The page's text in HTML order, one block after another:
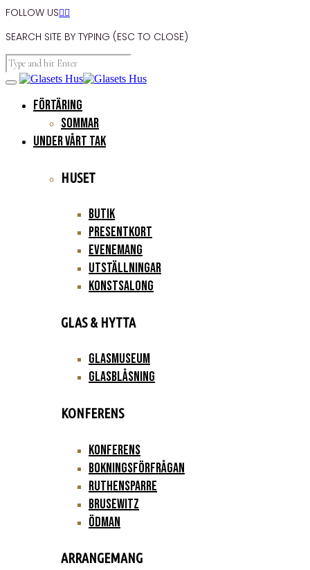
FOLLOW US
SEARCH SITE BY TYPING (ESC TO CLOSE)
FÖRTÄRING
Sommar
UNDER VÅRT TAK
HUSET
Butik
Presentkort
Evenemang
Utställningar
Konstsalong
GLAS & HYTTA
Glasmuseum
Glasblåsning
KONFERENS
Konferens
Bokningsförfrågan
Ruthensparre
Brusewitz
Ödman
ARRANGEMANG